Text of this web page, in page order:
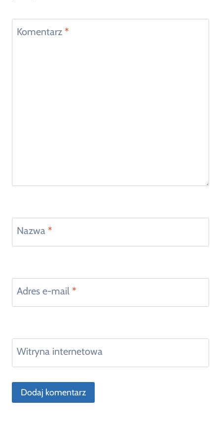
Komentarz *
Nazwa *
Adres e-mail *
Witryna internetowa